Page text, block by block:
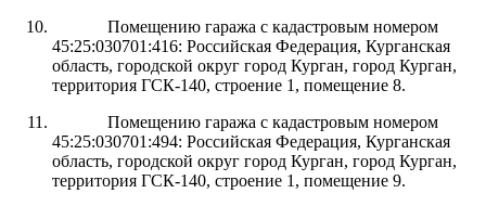
Помещению гаража с кадастровым номером
45:25:030701:416: Российская Федерация, Курганская
область, городской округ город Курган, город Курган,
территория ГСК-140, строение 1, помещение 8.
Помещению гаража с кадастровым номером
45:25:030701:494: Российская Федерация, Курганская
область, городской округ город Курган, город Курган,
территория ГСК-140, строение 1, помещение 9.